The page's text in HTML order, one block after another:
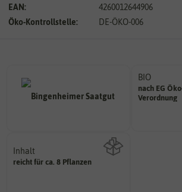
EAN:
4260012644906
Öko-Kontrollstelle:
DE-ÖKO-006
BIO
nach EG
Verordnung
den
Inhalt
reicht für ca. 8 Pflanzen
Wie viel ist enthalten